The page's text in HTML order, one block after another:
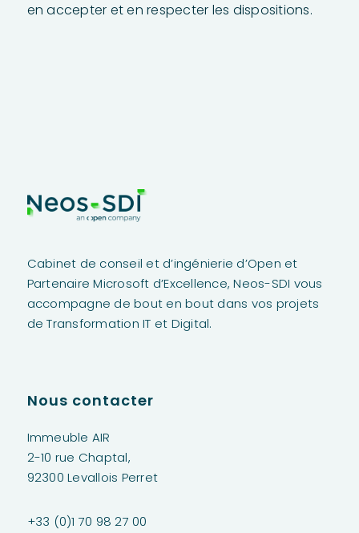
en accepter et en respecter les dispositions.
Cabinet de conseil et d’ingénierie d’Open et
Partenaire Microsoft d’Excellence,Neos-SDI vous
accompagne de bout en bout dans vos projets
de Transformation IT et Digital.
Nous contacter
Immeuble AIR
2-10 rue Chaptal,
92300 Levallois Perret
+33 (0)1 70 98 27 00